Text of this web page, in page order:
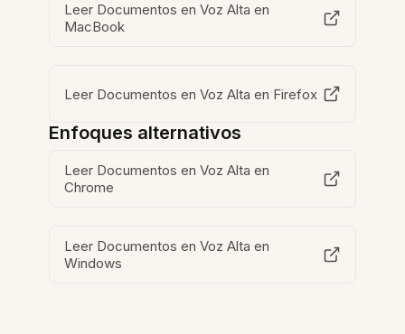
Leer Documentos en Voz Alta en
MacBook
Leer Documentos en Voz Alta en Firefox
Enfoques alternativos
Leer Documentos en Voz Alta en
Chrome
Leer Documentos en Voz Alta en
Windows